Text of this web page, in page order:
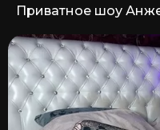
Приватное шоу